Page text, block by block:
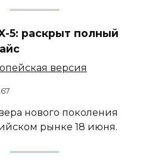
5: раскрыт полный
нового поколения
рынке 18 июня.